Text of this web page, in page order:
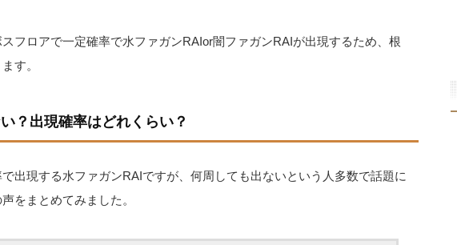
フロアで一定確率で水ファガンRAIor闇ファガンRAIが出現するため、根
す。
？出現確率はどれくらい？
出現する水ファガンRAIですが、何周しても出ないという人多数で話題に
をまとめてみました。